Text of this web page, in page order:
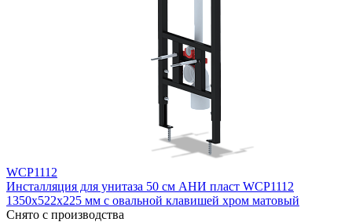
WCP1112
Инсталляция для унитаза 50 см АНИ пласт WCP1112
1350х522х225 мм с овальной клавишей хром матовый
Снято с производства